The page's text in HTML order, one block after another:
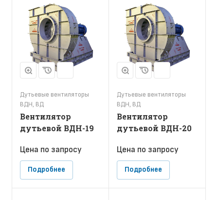
Дутьевые вентиляторы
ВДН, ВД
Вентилятор
дутьевой ВДН-19
Цена по запросу
Подробнее
Дутьевые вентиляторы
ВДН, ВД
Вентилятор
дутьевой ВДН-20
Цена по запросу
Подробнее